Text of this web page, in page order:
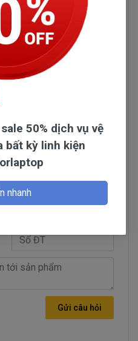
màn hình laptop HP
giá tốt nhất
Gửi câu hỏi
50% dịch vụ vệ
bất kỳ linh kiện
nhanh